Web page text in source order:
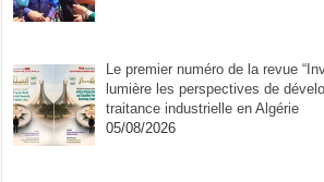
Le premier numéro de la revue
lumière les perspectives de
traitance industrielle en Algérie
05/08/2026